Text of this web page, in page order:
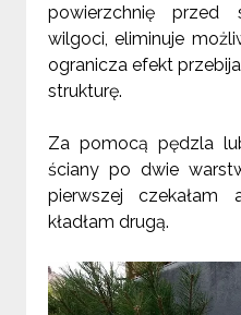
powierzchnię przed
wilgoci, eliminuje
ogranicza efekt
strukturę.
Za pomocą pędzla
ściany po dwie
pierwszej
kładłam drugą.